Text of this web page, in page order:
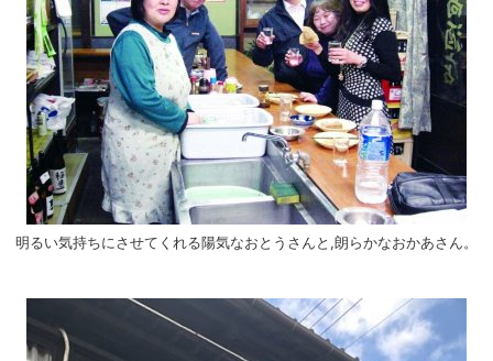
明るい気持ちにさせてくれる陽気なおとうさんと,朗らかなおかあさん。